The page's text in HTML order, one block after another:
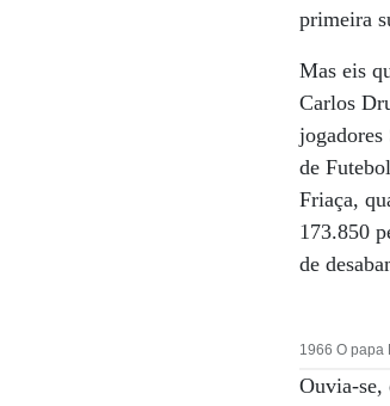
primeira
Mas eis
Carlos
de
Friaça,
173.850
de
1966 O papa
Ouvia-se,